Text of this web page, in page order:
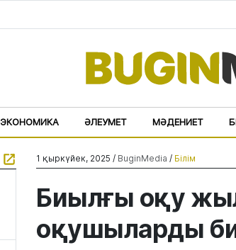
ЭКОНОМИКА ӘЛЕУМЕТ МӘДЕНИЕТ
1 қыркүйек, 2025 / BuginMedia / Білім
Биылғы оқу
оқушыларды